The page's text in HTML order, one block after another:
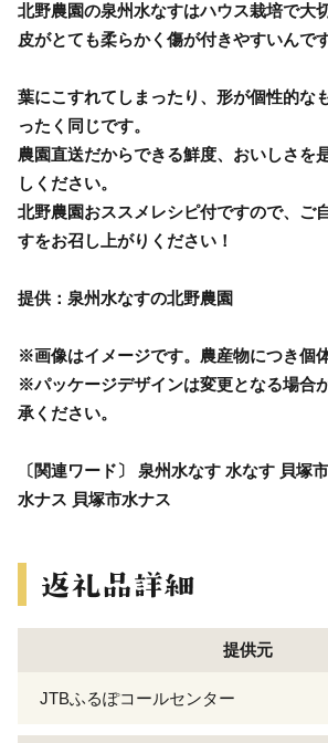
北野農園の泉州水なすはハウス栽培で大
皮がとても柔らかく傷が付きやすいんです
葉にこすれてしまったり、形が個性的な
ったく同じです。
農園直送だからできる鮮度、おいしさを
しください。
北野農園おススメレシピ付ですので、ご
すをお召し上がりください！
提供：泉州水なすの北野農園
※画像はイメージです。農産物につき個
※パッケージデザインは変更となる場合
承ください。
〔関連ワード〕 泉州水なす 水なす 貝塚
水ナス 貝塚市水ナス
提供元
JTBふるぽコールセンター